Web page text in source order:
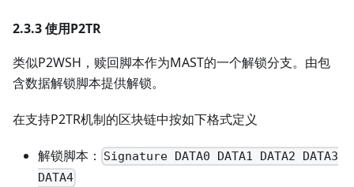
2.3.3 使用P2TR
类似P2WSH，赎回脚本作为MAST的一个解锁分支。由包
含数据解锁脚本提供解锁。
在支持P2TR机制的区块链中按如下格式定义
解锁脚本：
Signature DATA0 DATA1 DATA2 DATA3
DATA4